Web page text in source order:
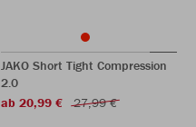
JAKO Short Tight Compression
2.0
ab 20,99 €
27,99 €